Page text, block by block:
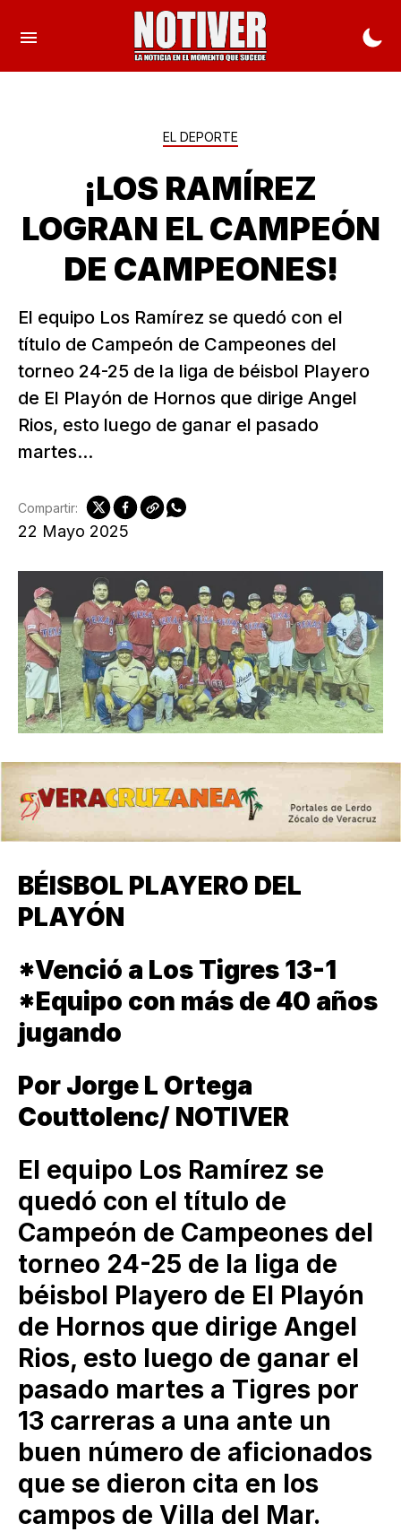
EL DEPORTE
¡LOS RAMÍREZ
LOGRAN EL CAMPEÓN
DE CAMPEONES!
El equipo Los Ramírez se quedó con el
título de Campeón de Campeones del
torneo 24-25 de la liga de béisbol Playero
de El Playón de Hornos que dirige Angel
Rios, esto luego de ganar el pasado
martes...
22 Mayo 2025
Compartir:
BÉISBOL PLAYERO DEL
PLAYÓN
*Venció a Los Tigres 13-1
*Equipo con más de 40 años
jugando
Por Jorge L Ortega
Couttolenc/ NOTIVER
El equipo Los Ramírez se
quedó con el título de
Campeón de Campeones del
torneo 24-25 de la liga de
béisbol Playero de El Playón
de Hornos que dirige Angel
Rios, esto luego de ganar el
pasado martes a Tigres por
13 carreras a una ante un
buen número de aficionados
que se dieron cita en los
campos de Villa del Mar.